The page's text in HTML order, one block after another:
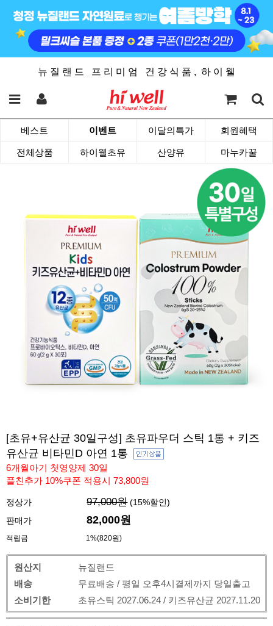
뉴 질 랜 드 프 리 미 엄 건 강 식 품 , 하 이 웰
베스트 이벤트 이달의특가 회원혜택
전체상품 하이웰초유 산양유 마누카꿀
[초유+유산균 30일구성] 초유파우더 스틱 1통 + 키즈
유산균 비타민D 아연 1통
6개월아기 첫영양제 30일
플친추가 10%쿠폰 적용시 73,800원
정상가 97,000원 (15%할인)
판매가
82,000원
적립금 1%(820원)
원산지
뉴질랜드
배송
무료배송 / 평일 오후4시결제까지 당일출고
소비기한
초유스틱 2027.06.24 / 키즈유산균 2027.11.20